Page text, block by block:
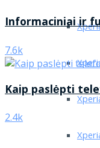
Informaciniai ir
7.6k
Kaip paslėpti
2.4k